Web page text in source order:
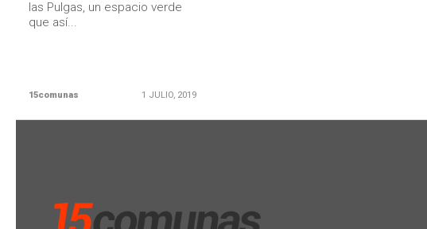
las Pulgas, un espacio verde
que así...
15comunas 1 JULIO, 2019